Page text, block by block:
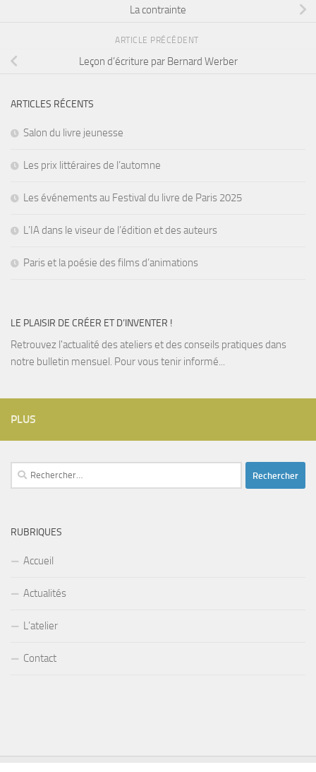
La contrainte
ARTICLE PRÉCÉDENT
Leçon d’écriture par Bernard Werber
ARTICLES RÉCENTS
Salon du livre jeunesse
Les prix littéraires de l’automne
Les événements au Festival du livre de Paris 2025
L’IA dans le viseur de l’édition et des auteurs
Paris et la poésie des films d’animations
LE PLAISIR DE CRÉER ET D’INVENTER !
Retrouvez l'actualité des ateliers et des conseils pratiques dans
notre bulletin mensuel. Pour vous tenir informé...
PLUS
Rechercher :
RUBRIQUES
Accueil
Actualités
L’atelier
Contact